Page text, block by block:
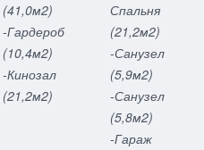
(41,0м2)
-Гардероб
(10,4м2)
-Кинозал
(21,2м2)
Спальня
(21,2м2)
-Санузел
(5,9м2)
-Санузел
(5,8м2)
-Гараж